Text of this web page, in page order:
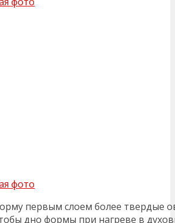
первым слоем более твердые
дно формы при нагреве в